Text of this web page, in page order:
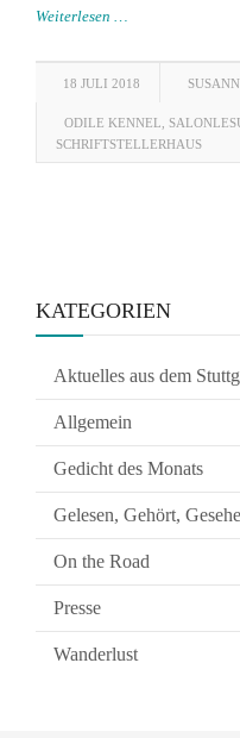
Weiterlesen …
18 JULI 2018
ODILE KENNEL
SCHRIFTSTELLERHAUS
KATEGORIEN
Aktuelles aus dem
Allgemein
Gedicht des Monats
Gelesen, Gehört,
On the Road
Presse
Wanderlust